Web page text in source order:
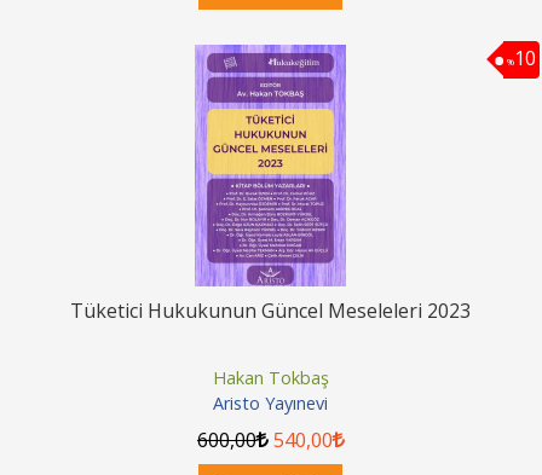
%10
Tüketici Hukukunun Güncel Meseleleri 2023
Hakan Tokbaş
Aristo Yayınevi
600,00 540,00